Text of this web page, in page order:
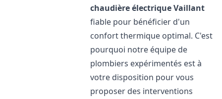
chaudière électrique Vaillant
fiable pour bénéficier d'un
confort thermique optimal. C'est
pourquoi notre équipe de
plombiers expérimentés est à
votre disposition pour vous
proposer des interventions